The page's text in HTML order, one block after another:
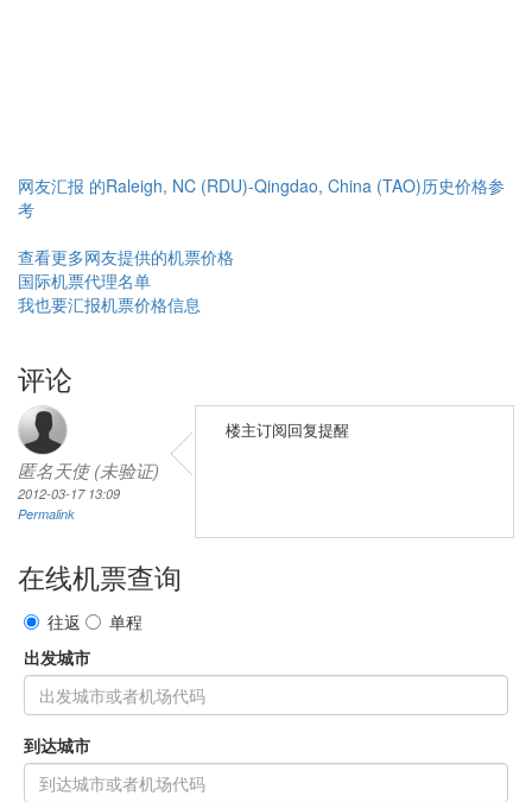
网友汇报 的Raleigh, NC (RDU)-Qingdao, China (TAO)历史价格参
考
查看更多网友提供的机票价格
国际机票代理名单
我也要汇报机票价格信息
评论
匿名天使 (未验证)
2012-03-17 13:09
Permalink
楼主订阅回复提醒
在线机票查询
往返
单程
出发城市
到达城市